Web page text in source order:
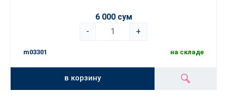
6 000 сум
-
+
m03301 на складе
в корзину